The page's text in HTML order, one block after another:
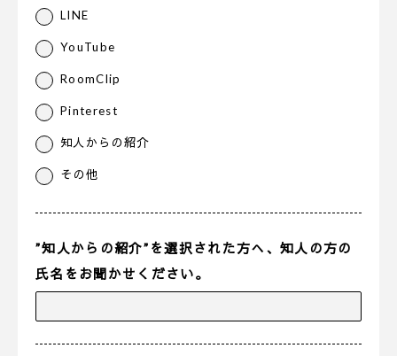
LINE
YouTube
RoomClip
Pinterest
知人からの紹介
その他
”知人からの紹介”を選択された方へ、知人の方の
氏名をお聞かせください。